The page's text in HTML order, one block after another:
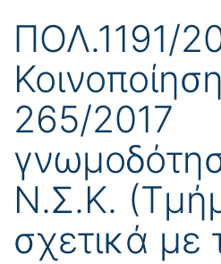
ΠΟΛ.1191/
265/2017
Ν.Σ.Κ.
σχετικά με